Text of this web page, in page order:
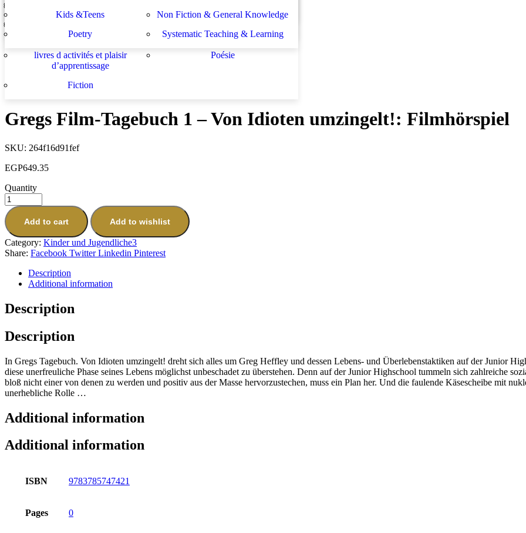
développement de l enseignant
apprentissage
livres d activités et plaisir
d’apprentissage
Poésie
Fiction
Kids &Teens
Non Fiction & General Knowledge
Poetry
Systematic Teaching & Learning
Prev
Gregs Tagebuch 14 - Voll daneben!
Next
Gregs Tagebuch 12 - Und tschüss!
EGP
Gregs Film-Tagebuch 1 – Von Idioten umzingelt!: Filmhörspiel
SKU: 264f16d91fef
EGP649.35
Quantity
Add to cart Add to wishlist
Category: Kinder und Jugendliche3
Share: Facebook Twitter Linkedin Pinterest
Description
Additional information
Description
Description
In Gregs Tagebuch. Von Idioten umzingelt! dreht sich alles um Greg Heffley und dessen Lebens- und Überlebenstaktiken auf der Junior
diese unerfreuliche Phase seines Lebens möglichst unbeschadet zu überstehen. Denn auf der Junior Highschool tummeln sich zahlreiche
bloß nicht einer von denen zu werden und positiv aus der Masse hervorzustechen, muss ein Plan her. Und die faulende Käsescheibe mit
unerhebliche Rolle …
Additional information
Additional information
ISBN 9783785747421
Pages 0